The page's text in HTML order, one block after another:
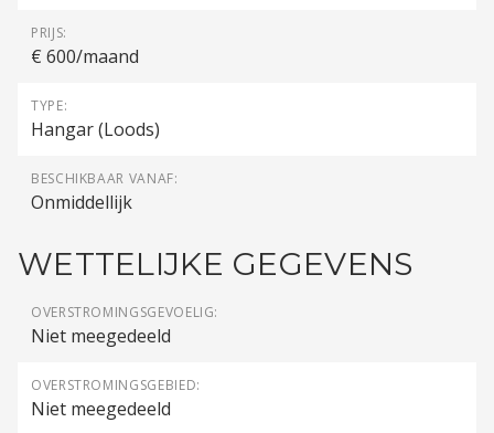
PRIJS:
€ 600/maand
TYPE:
Hangar (Loods)
BESCHIKBAAR VANAF:
Onmiddellijk
WETTELIJKE GEGEVENS
OVERSTROMINGSGEVOELIG:
Niet meegedeeld
OVERSTROMINGSGEBIED:
Niet meegedeeld